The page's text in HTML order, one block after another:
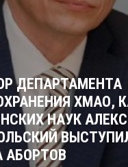
ДЕПАРТАМЕНТА
ХМАО,
НАУК
АБОРТОВ